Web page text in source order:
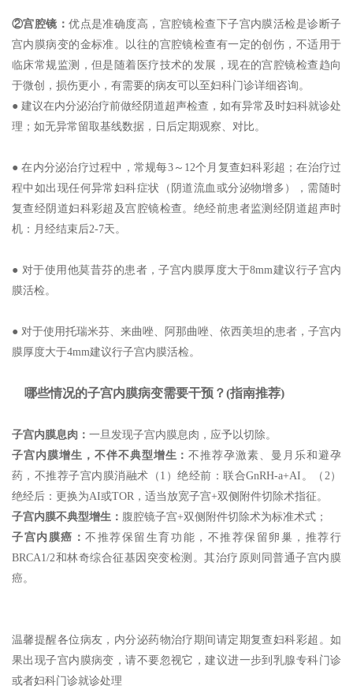
②宫腔镜：优点是准确度高，宫腔镜检查下子宫内膜活检是诊断子
宫内膜病变的金标准。以往的宫腔镜检查有一定的创伤，不适用于
临床常规监测，但是随着医疗技术的发展，现在的宫腔镜检查趋向
于微创，损伤更小，有需要的病友可以至妇科门诊详细咨询。
● 建议在内分泌治疗前做经阴道超声检查，如有异常及时妇科就诊处
理；如无异常留取基线数据，日后定期观察、对比。
● 在内分泌治疗过程中，常规每3～12个月复查妇科彩超；在治疗过
程中如出现任何异常妇科症状（阴道流血或分泌物增多），需随时
复查经阴道妇科彩超及宫腔镜检查。绝经前患者监测经阴道超声时
机：月经结束后2-7天。
● 对于使用他莫昔芬的患者，子宫内膜厚度大于8mm建议行子宫内
膜活检。
● 对于使用托瑞米芬、来曲唑、阿那曲唑、依西美坦的患者，子宫内
膜厚度大于4mm建议行子宫内膜活检。
哪些情况的子宫内膜病变需要干预？(指南推荐)
子宫内膜息肉： 一旦发现子宫内膜息肉，应予以切除。
子宫内膜增生，不伴不典型增生：不推荐孕激素、曼月乐和避孕
药，不推荐子宫内膜消融术（1）绝经前：联合GnRH-a+AI。（2）
绝经后：更换为AI或TOR，适当放宽子宫+双侧附件切除术指征。
子宫内膜不典型增生： 腹腔镜子宫+双侧附件切除术为标准术式；
子宫内膜癌：不推荐保留生育功能，不推荐保留卵巢，推荐行
BRCA1/2和林奇综合征基因突变检测。其治疗原则同普通子宫内膜
癌。
温馨提醒各位病友，内分泌药物治疗期间请定期复查妇科彩超。如
果出现子宫内膜病变，请不要忽视它，建议进一步到乳腺专科门诊
或者妇科门诊就诊处理